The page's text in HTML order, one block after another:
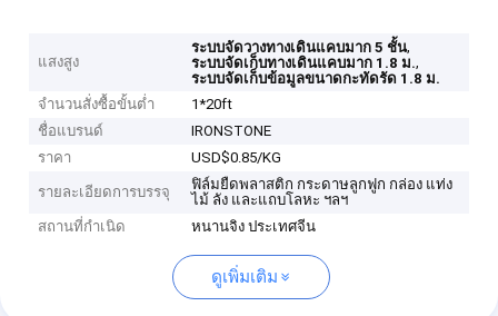
แสงสูง
ระบบจัดวางทางเดินแคบมาก 5 ชั้น,
ระบบจัดเก็บทางเดินแคบมาก 1.8 ม.,
ระบบจัดเก็บข้อมูลขนาดกะทัดรัด 1.8 ม.
จำนวนสั่งซื้อขั้นต่ำ
1*20ft
ชื่อแบรนด์
IRONSTONE
ราคา
USD$0.85/KG
รายละเอียดการบรรจุ
ฟิล์มยืดพลาสติก กระดาษลูกฟูก กล่อง แท่ง
ไม้ ลัง และแถบโลหะ ฯลฯ
สถานที่กำเนิด
หนานจิง ประเทศจีน
ดูเพิ่มเติม